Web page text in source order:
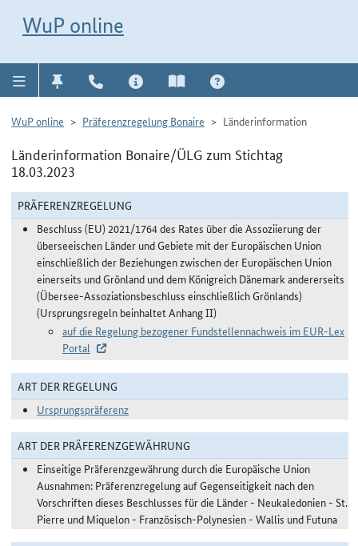
WuP online
WuP online Präferenzregelung Bonaire Länderinformation
Länderinformation Bonaire/ÜLG zum Stichtag
18.03.2023
PRÄFERENZREGELUNG
Beschluss (EU) 2021/1764 des Rates über die Assoziierung der
überseeischen Länder und Gebiete mit der Europäischen Union
einschließlich der Beziehungen zwischen der Europäischen Union
einerseits und Grönland und dem Königreich Dänemark andererseits
(Übersee-Assoziationsbeschluss einschließlich Grönlands)
(Ursprungsregeln beinhaltet Anhang II)
auf die Regelung bezogener Fundstellennachweis im EUR-Lex
Portal
ART DER REGELUNG
Ursprungspräferenz
ART DER PRÄFERENZGEWÄHRUNG
Einseitige Präferenzgewährung durch die Europäische Union
Ausnahmen: Präferenzregelung auf Gegenseitigkeit nach den
Vorschriften dieses Beschlusses für die Länder - Neukaledonien - St.
Pierre und Miquelon - Französisch-Polynesien - Wallis und Futuna